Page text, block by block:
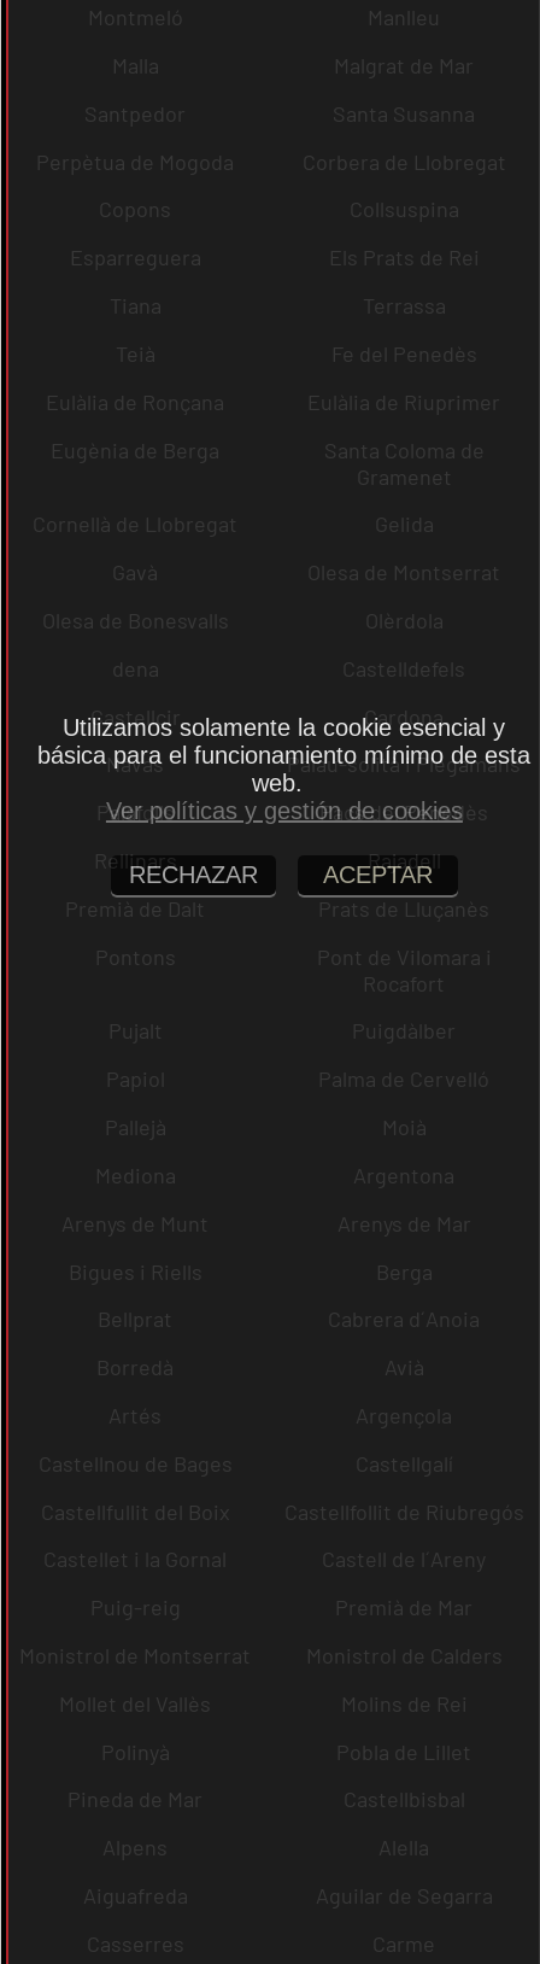
Montmeló
Manlleu
Malla
Malgrat de Mar
Santpedor
Santa Susanna
Perpètua de Mogoda
Corbera de Llobregat
Copons
Collsuspina
Esparreguera
Els Prats de Rei
Tiana
Terrassa
Teià
Fe del Penedès
Eulàlia de Ronçana
Eulàlia de Riuprimer
Eugènia de Berga
Santa Coloma de
Gramenet
Cornellà de Llobregat
Gelida
Gavà
Olesa de Montserrat
Olesa de Bonesvalls
Olèrdola
dena
Castelldefels
Castellcir
Cardona
Navas
Palau-solità i Plegamans
Palafolls
Pacs del Penedès
Rellinars
Rajadell
Premià de Dalt
Prats de Lluçanès
Pontons
Pont de Vilomara i
Rocafort
Pujalt
Puigdàlber
Papiol
Palma de Cervelló
Pallejà
Moià
Mediona
Argentona
Arenys de Munt
Arenys de Mar
Bigues i Riells
Berga
Bellprat
Cabrera d´Anoia
Borredà
Avià
Artés
Argençola
Castellnou de Bages
Castellgalí
Castellfullit del Boix
Castellfollit de Riubregós
Castellet i la Gornal
Castell de l´Areny
Puig-reig
Premià de Mar
Monistrol de Montserrat
Monistrol de Calders
Mollet del Vallès
Molins de Rei
Polinyà
Pobla de Lillet
Pineda de Mar
Castellbisbal
Alpens
Alella
Aiguafreda
Aguilar de Segarra
Casserres
Carme
Utilizamos solamente la cookie esencial y
básica para el funcionamiento mínimo de esta
web.
Ver políticas y gestión de cookies
RECHAZAR ACEPTAR